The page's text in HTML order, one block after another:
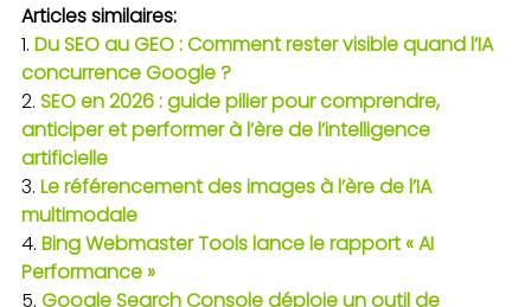
Articles similaires:
Du SEO au GEO : Comment rester visible quand l’IA
concurrence Google ?
SEO en 2026 : guide pilier pour comprendre,
anticiper et performer à l’ère de l’intelligence
artificielle
Le référencement des images à l’ère de l’IA
multimodale
Bing Webmaster Tools lance le rapport « AI
Performance »
Google Search Console déploie un outil de